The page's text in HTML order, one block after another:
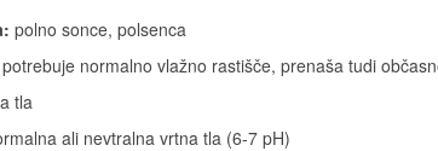
polno sonce, polsenca
potrebuje normalno vlažno rastišče, prenaša tudi
tla
ali nevtralna vrtna tla (6-7 pH)